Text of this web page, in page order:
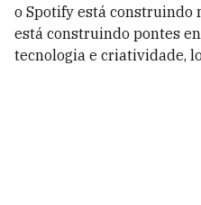
o Spotify está construindo
está construindo pontes
tecnologia e criatividade,